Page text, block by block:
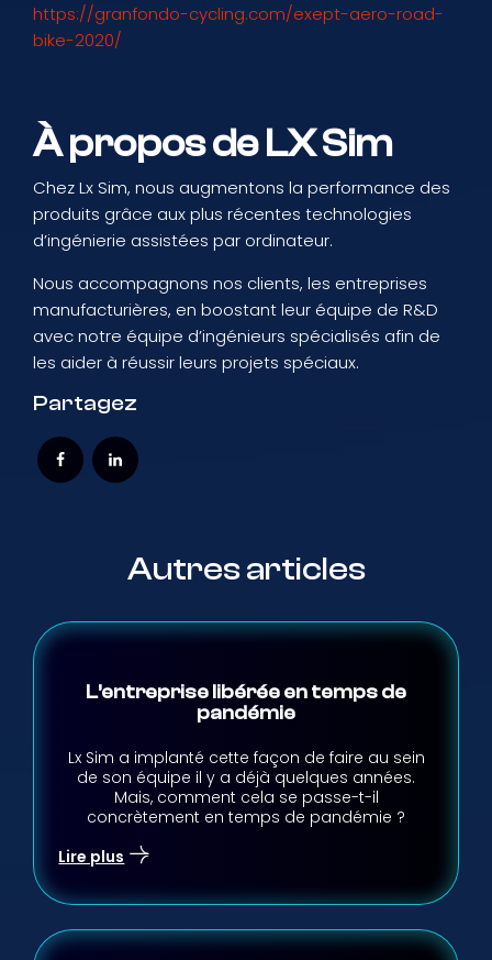
https://granfondo-cycling.com/exept-aero-road-
bike-2020/
À propos de LX Sim
Chez Lx Sim, nous augmentons la performance des
produits grâce aux plus récentes technologies
d’ingénierie assistées par ordinateur.
Nous accompagnons nos clients, les entreprises
manufacturières, en boostant leur équipe de R&D
avec notre équipe d’ingénieurs spécialisés afin de
les aider à réussir leurs projets spéciaux.
Partagez
Autres articles
L’entreprise libérée en temps de
pandémie
Lx Sim a implanté cette façon de faire au sein
de son équipe il y a déjà quelques années.
Mais, comment cela se passe-t-il
concrètement en temps de pandémie ?
Lire plus